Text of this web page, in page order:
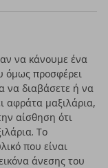
να κάνουμε ένα
όμως προσφέρει
να διαβάσετε ή να
αφράτα μαξιλάρια,
αίσθηση ότι
Το
που είναι
άνεσης του